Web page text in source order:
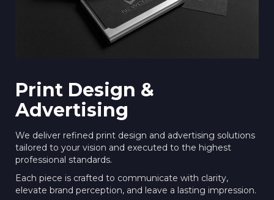
Print Design &
Advertising
We deliver refined print design and advertising solutions
tailored to your vision and executed to the highest
professional standards.
Each piece is crafted to communicate with clarity,
elevate brand perception, and leave a lasting impression.